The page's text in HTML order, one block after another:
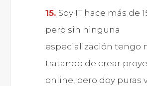
Soy IT hace más de
pero sin ninguna
especialización tengo
tratando de crear
online, pero doy puras